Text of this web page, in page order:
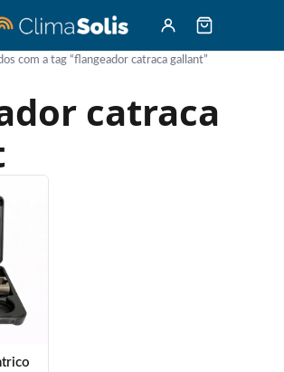
com a tag “flangeador catraca gallant”
catraca